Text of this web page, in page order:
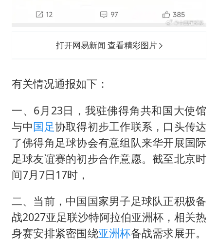
打开网易新闻 查看精彩图片
有关情况通报如下：
一、6月23日，我驻佛得角共和国大使馆
与中国足协取得初步工作联系，口头传达
了佛得角足球协会有意组队来华开展国际
足球友谊赛的初步合作意愿。截至北京时
间7月7日17时，
二、当前，中国国家男子足球队正积极备
战2027亚足联沙特阿拉伯亚洲杯，相关热
身赛安排紧密围绕亚洲杯备战需求展开。